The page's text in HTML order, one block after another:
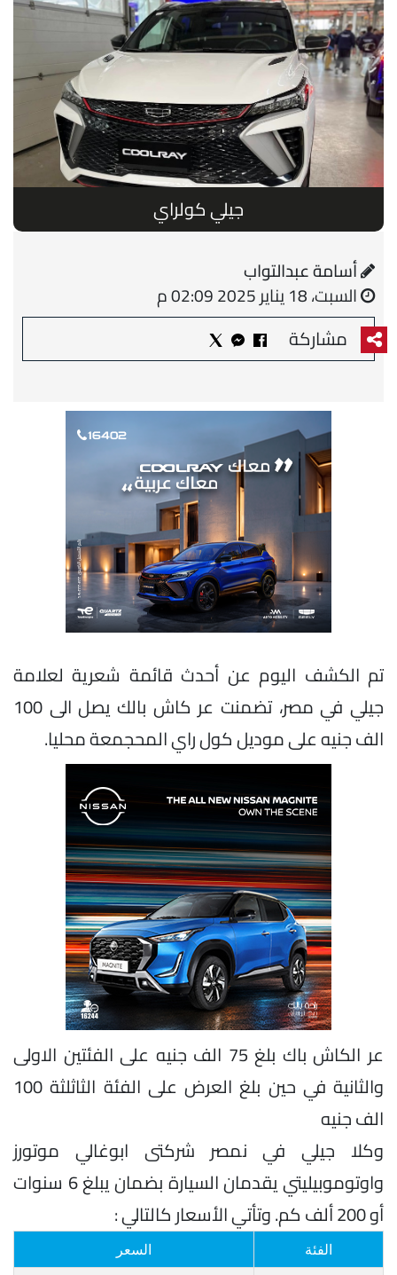
جيلي كولراي
أسامة عبدالتواب
السبت، 18 يناير 2025 02:09 م
مشاركة
تم الكشف اليوم عن أحدث قائمة شعرية لعلامة
جيلي في مصر، تضمنت عر كاش بالك يصل الى 100
الف جنيه على موديل كول راي المحجمعة محليا.
عر الكاش باك بلغ 75 الف جنيه على الفئتين الاولى
والثانية في حين بلغ العرض على الفئة الثاثلثة 100
الف جنيه
وكلا جيلي في نمصر شركتى ابوغالي موتورز
واوتوموبيليتي يقدمان السيارة بضمان يبلغ 6 سنوات
أو 200 ألف كم. وتأتي الأسعار كالتالي :
الفئة السعر